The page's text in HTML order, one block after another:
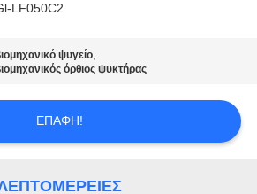
LF050C2
ψυγείο,
όρθιος ψυκτήρας
ΕΠΑΦΉ!